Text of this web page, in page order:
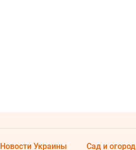
Новости Украины Сад и огород